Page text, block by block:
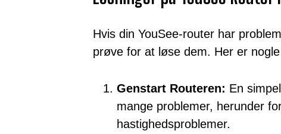
Hvis din YouSee-router har
prøve for at løse dem. Her er
Genstart Routeren: En
mange problemer, herunder
hastighedsproblemer.